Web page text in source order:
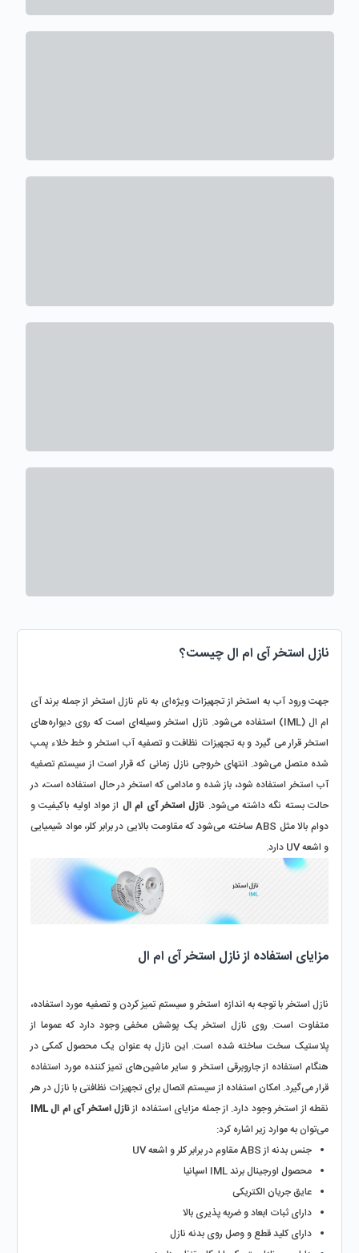
نازل استخر آی ام ال چیست؟
آب استخر استفاده شود، باز شده و مادامی که استخر در حال استفاده است، در
حالت بسته نگه داشته می‌شود.
نازل استخر آی ام ال
و اشعه UV دارد.
مزایای استفاده از نازل استخر آی ام ال
نقطه از استخر وجود دارد. از جمله مزایای استفاده از نازل استخر آی ام ال IML
می‌توان به موارد زیر اشاره کرد:
جنس بدنه از ABS مقاوم در برابر کلر و اشعه UV
محصول اورجینال برند IML اسپانیا
عایق جریان الکتریکی
دارای ثبات ابعاد و ضربه پذیری بالا
دارای کلید قطع و وصل روی بدنه نازل